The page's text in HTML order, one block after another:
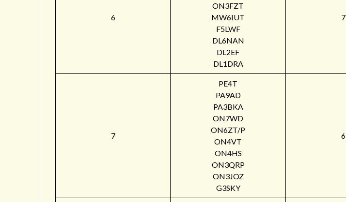
6
ON3FZT
MW6IUT
F5LWF
DL6NAN
DL2EF
DL1DRA
7
7
PE4T
PA9AD
PA3BKA
ON7WD
ON6ZT/P
ON4VT
ON4HS
ON3QRP
ON3JOZ
G3SKY
6